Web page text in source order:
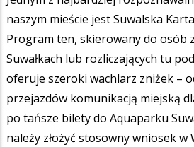
naszym mieście jest Suwalska
Program ten, skierowany do osób
Suwałkach lub rozliczających tu
oferuje szeroki wachlarz zniżek –
przejazdów komunikacją miejską
po tańsze bilety do Aquaparku
należy złożyć stosowny wniosek w